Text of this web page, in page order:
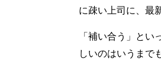
に疎い上司に、最
「補い合う」と
しいのはいうまで